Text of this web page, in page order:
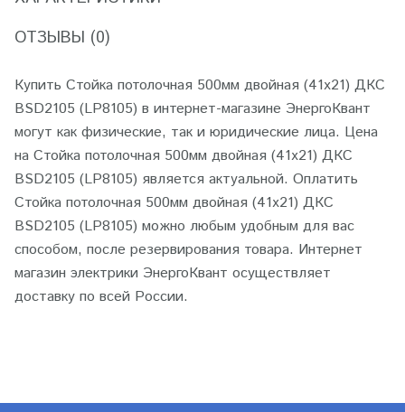
ОТЗЫВЫ (0)
Купить Стойка потолочная 500мм двойная (41х21) ДКС
BSD2105 (LP8105) в интернет-магазине ЭнергоКвант
могут как физические, так и юридические лица. Цена
на Стойка потолочная 500мм двойная (41х21) ДКС
BSD2105 (LP8105) является актуальной. Оплатить
Стойка потолочная 500мм двойная (41х21) ДКС
BSD2105 (LP8105) можно любым удобным для вас
способом, после резервирования товара. Интернет
магазин электрики ЭнергоКвант осуществляет
доставку по всей России.